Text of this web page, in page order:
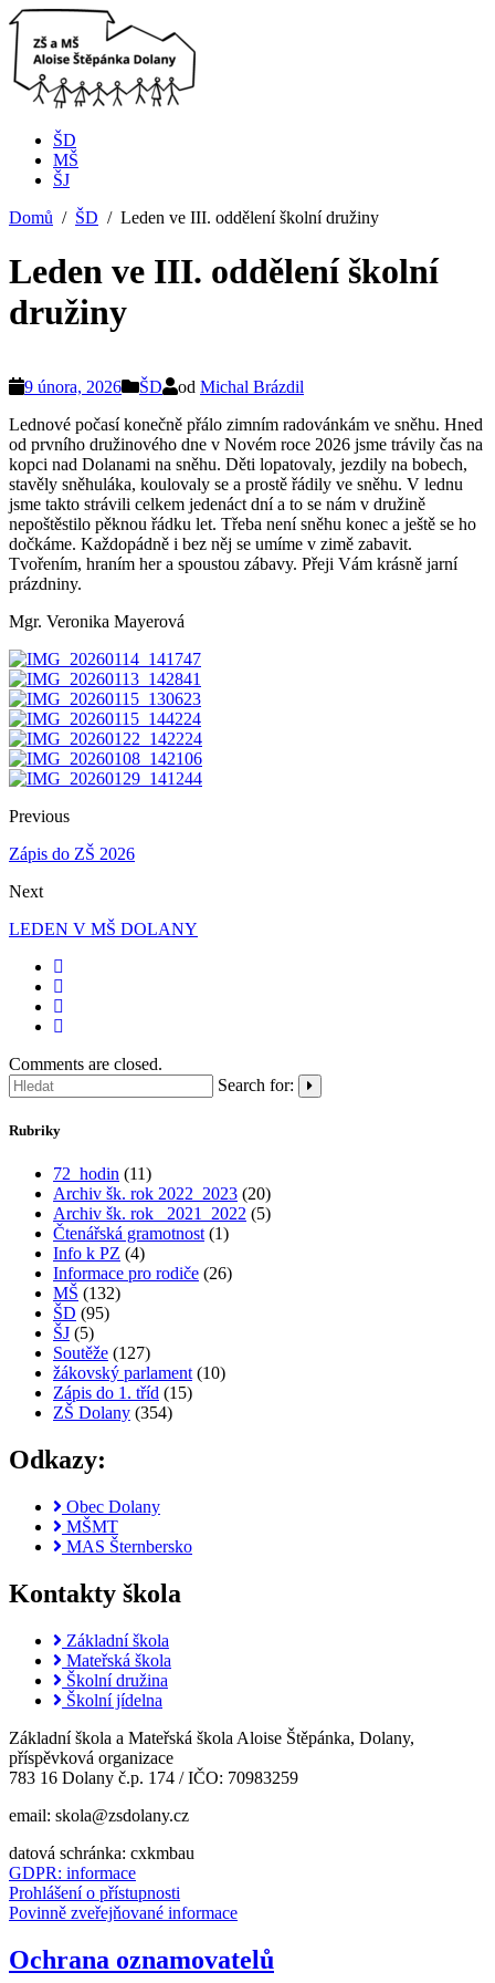
ŠD
MŠ
ŠJ
Domů
ŠD Leden ve III. oddělení školní družiny
Leden ve III. oddělení školní
družiny
9 února, 2026 ŠD od Michal Brázdil
Lednové počasí konečně přálo zimním radovánkám ve sněhu. Hned
od prvního družinového dne v Novém roce 2026 jsme trávily čas na
kopci nad Dolanami na sněhu. Děti lopatovaly, jezdily na bobech,
stavěly sněhuláka, koulovaly se a prostě řádily ve sněhu. V lednu
jsme takto strávili celkem jedenáct dní a to se nám v družině
nepoštěstilo pěknou řádku let. Třeba není sněhu konec a ještě se ho
dočkáme. Každopádně i bez něj se umíme v zimě zabavit.
Tvořením, hraním her a spoustou zábavy. Přeji Vám krásně jarní
prázdniny.
Mgr. Veronika Mayerová
Previous
Zápis do ZŠ 2026
Next
LEDEN V MŠ DOLANY
Comments are closed.
Search for:
Rubriky
72_hodin (11)
Archiv šk. rok 2022_2023 (20)
Archiv šk. rok_ 2021_2022 (5)
Čtenářská gramotnost (1)
Info k PZ (4)
Informace pro rodiče (26)
MŠ (132)
ŠD (95)
ŠJ (5)
Soutěže (127)
žákovský parlament (10)
Zápis do 1. tříd (15)
ZŠ Dolany (354)
Odkazy:
Obec Dolany
MŠMT
MAS Šternbersko
Kontakty škola
Základní škola
Mateřská škola
Školní družina
Školní jídelna
Základní škola a Mateřská škola Aloise Štěpánka, Dolany,
příspěvková organizace
783 16 Dolany č.p. 174 / IČO: 70983259
email: skola@zsdolany.cz
datová schránka: cxkmbau
GDPR: informace
Prohlášení o přístupnosti
Povinně zveřejňované informace
Ochrana oznamovatelů